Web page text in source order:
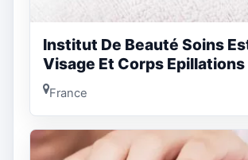
Institut De Beauté Soins
Visage Et Corps Epillations
France